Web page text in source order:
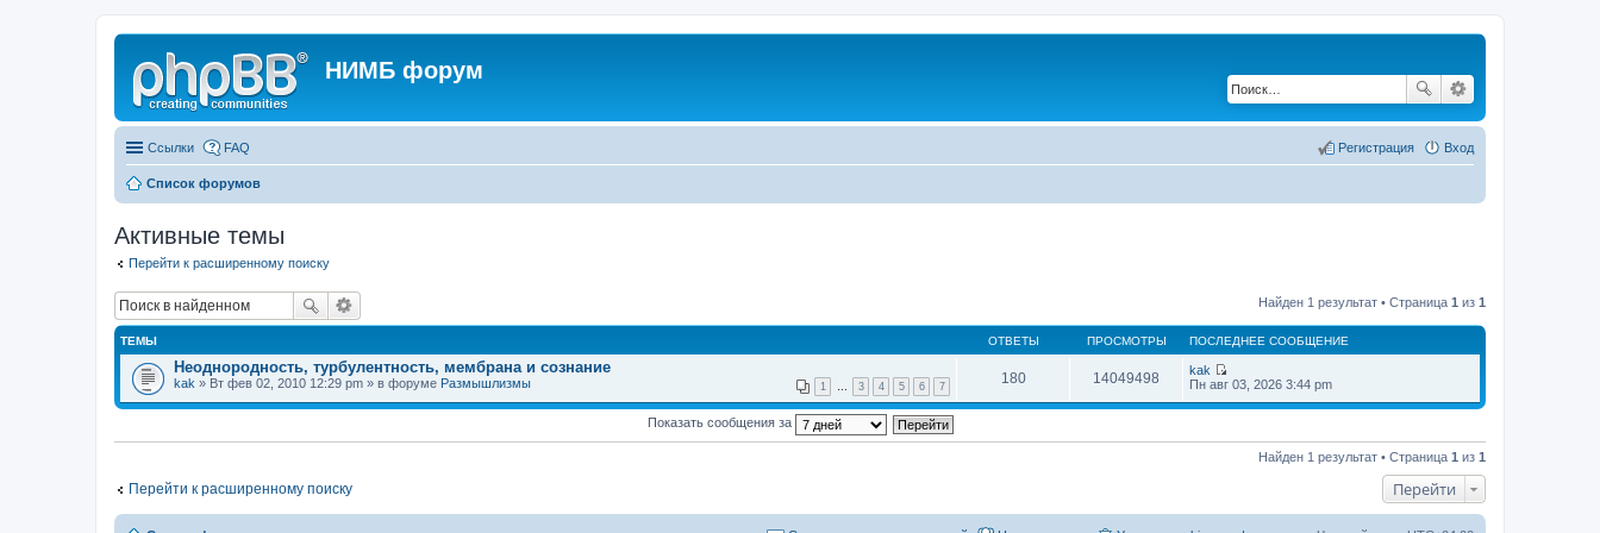
НИМБ форум
Ссылки FAQ Вход
Регистрация
Список форумов
Активные темы
Перейти к расширенному поиску
Найден 1 результат • Страница 1 из 1
ТЕМЫ ОТВЕТЫ ПРОСМОТРЫ ПОСЛЕДНЕЕ СООБЩЕНИЕ
Неоднородность, турбулентность, мембрана и сознание
1 3 4 5 6 7
kak » Вт фев 02, 2010 12:29 pm » в форуме Размышлизмы 180 14049498
kak
П
р
й
Пн авг 03, 2026 3:44 pm
Показать сообщения за
Найден 1 результат • Страница 1 из 1
Перейти к расширенному поиску Перейти